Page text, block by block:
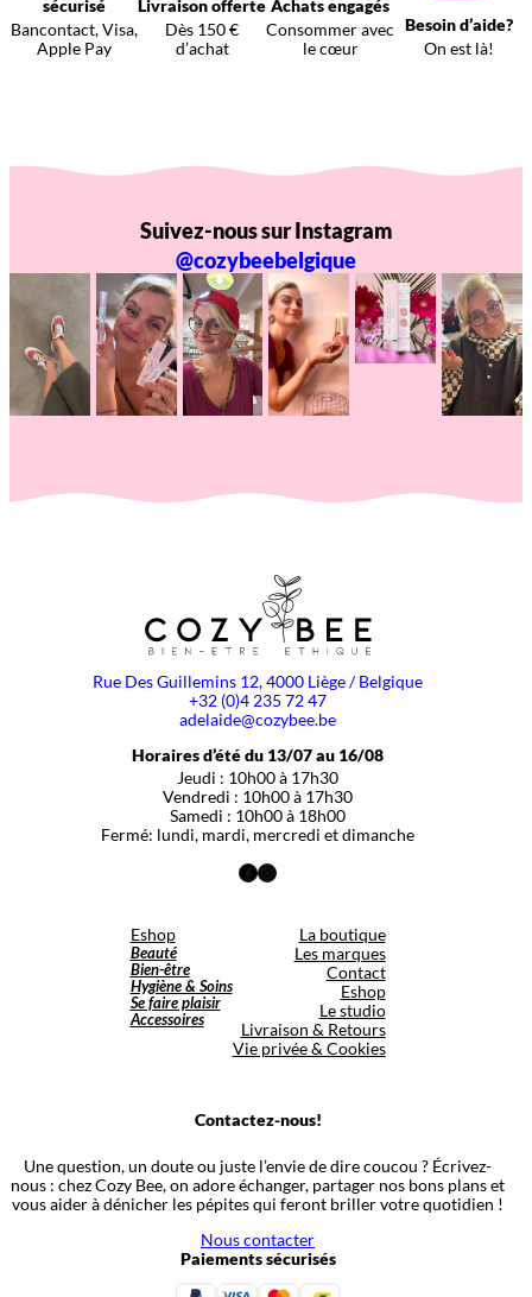
sécurisé
Bancontact, Visa,
Apple Pay
Livraison offerte
Dès 150 €
d’achat
Achats engagés
Consommer avec
le cœur
Besoin d’aide?
On est là!
Suivez-nous sur Instagram
@cozybeebelgique
Rue Des Guillemins 12, 4000 Liège / Belgique
+32 (0)4 235 72 47
adelaide@cozybee.be
Horaires d’été du 13/07 au 16/08
Jeudi : 10h00 à 17h30
Vendredi : 10h00 à 17h30
Samedi : 10h00 à 18h00
Fermé: lundi, mardi, mercredi et dimanche
Facebook
Instagram
Eshop
Beauté
Bien-être
Hygiène & Soins
Se faire plaisir
Accessoires
La boutique
Les marques
Contact
Eshop
Le studio
Livraison & Retours
Vie privée & Cookies
Contactez-nous!
Une question, un doute ou juste l’envie de dire coucou ? Écrivez-
nous : chez Cozy Bee, on adore échanger, partager nos bons plans et
vous aider à dénicher les pépites qui feront briller votre quotidien !
Nous contacter
Paiements sécurisés